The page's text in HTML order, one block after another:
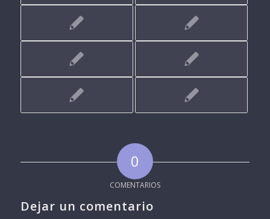
0
COMENTARIOS
Dejar un comentario